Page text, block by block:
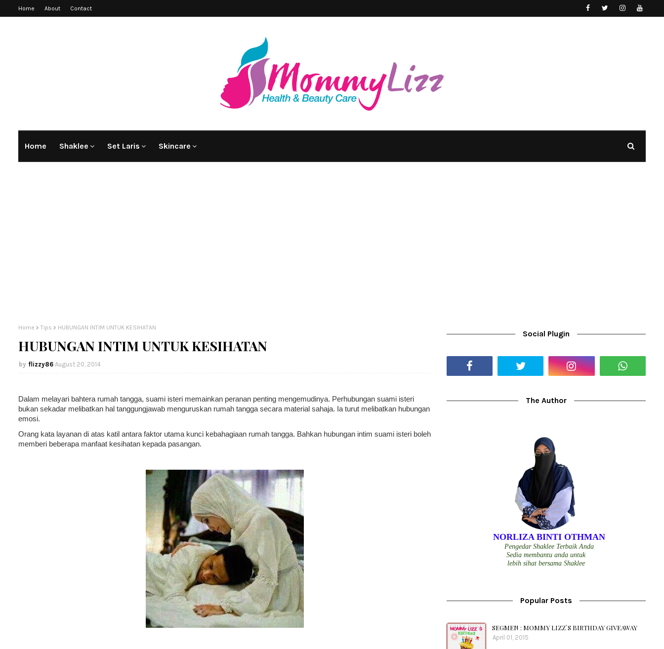
Home About Contact
Home Shaklee Set Laris Skincare
Home Tips HUBUNGAN INTIM UNTUK KESIHATAN
HUBUNGAN INTIM UNTUK KESIHATAN
flizzy86 August 20, 2014
Dalam melayari bahtera rumah tangga, suami isteri memainkan peranan penting mengemudinya. Perhubungan suami isteri
bukan sekadar melibatkan hal tanggungjawab menguruskan rumah tangga secara material sahaja. Ia turut melibatkan hubungan
emosi.
Orang kata layanan di atas katil antara faktor utama kunci kebahagiaan rumah tangga. Bahkan hubungan intim suami isteri boleh
memberi beberapa manfaat kesihatan kepada pasangan.
Social Plugin
The Author
NORLIZA BINTI OTHMAN
Pengedar Shaklee Terbaik Anda
Sedia membantu anda untuk
lebih sihat bersama Shaklee
Popular Posts
SEGMEN : MOMMY LIZZ`S BIRTHDAY GIVEAWAY
April 01, 2015